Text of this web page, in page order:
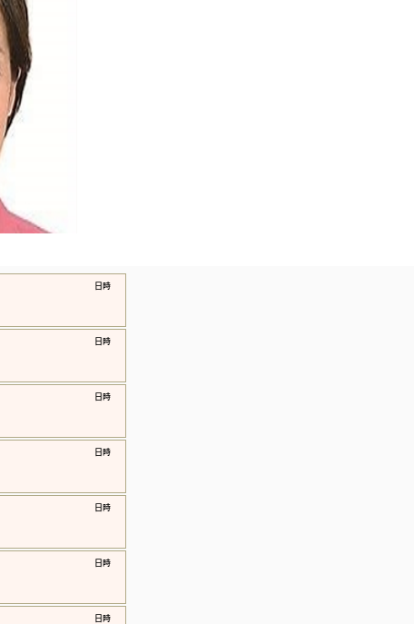
​日時
​日時
​日時
​日時
​日時
​日時
​日時